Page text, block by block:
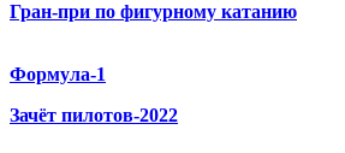
Гран-при по фигурному катанию
Формула-1
Зачёт пилотов-2022